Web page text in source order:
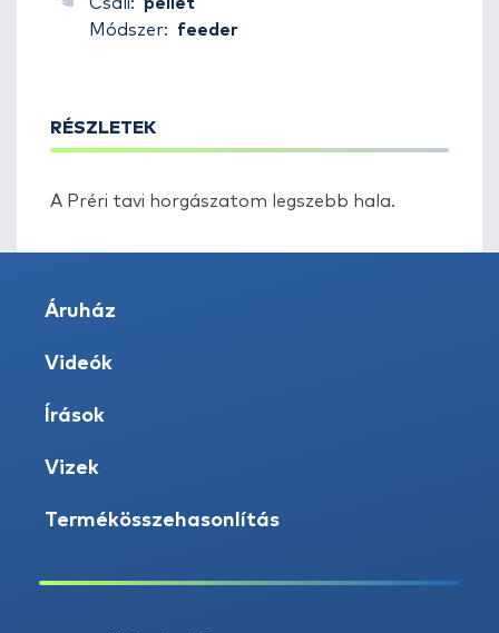
Módszer:
feeder
RÉSZLETEK
A Préri tavi horgászatom legszebb hala.
Áruház
Videók
Írások
Vizek
Termékösszehasonlítás